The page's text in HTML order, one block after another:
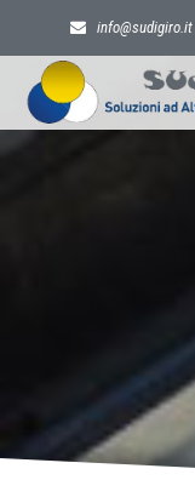
info@sudigiro.it